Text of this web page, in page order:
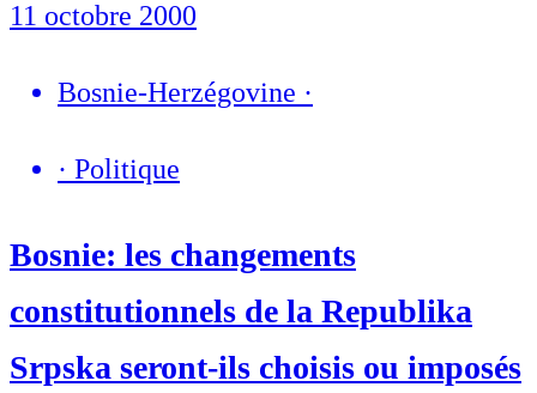
11 octobre 2000
Bosnie-Herzégovine ·
· Politique
Bosnie: les changements
constitutionnels de la Republika
Srpska seront-ils choisis ou imposés